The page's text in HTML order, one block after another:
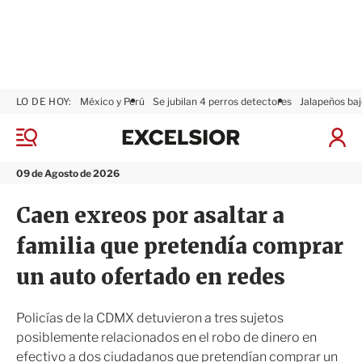
M
n
09 de Agosto de 2026
LO DE HOY: México y Perú Se jubilan 4 perros detectores Jalapeños
I
S
x
s
i
r
Caen exreos por asaltar a
familia que pretendía comprar
un auto ofertado en redes
Policías de la CDMX detuvieron a tres sujetos
posiblemente relacionados en el robo de dinero en
efectivo a dos ciudadanos que pretendían comprar un